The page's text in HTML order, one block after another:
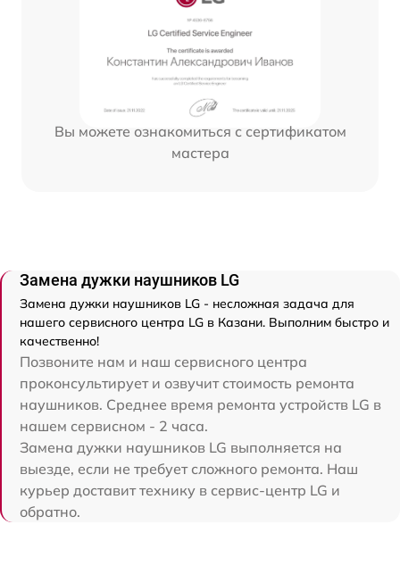
Вы можете ознакомиться с сертификатом
мастера
Замена дужки наушников LG
Замена дужки наушников LG - несложная задача для
нашего сервисного центра LG в Казани. Выполним быстро и
качественно!
Позвоните нам и наш сервисного центра
проконсультирует и озвучит стоимость ремонта
наушников. Среднее время ремонта устройств LG в
нашем сервисном - 2 часа.
Замена дужки наушников LG выполняется на
выезде, если не требует сложного ремонта. Наш
курьер доставит технику в сервис-центр LG и
обратно.